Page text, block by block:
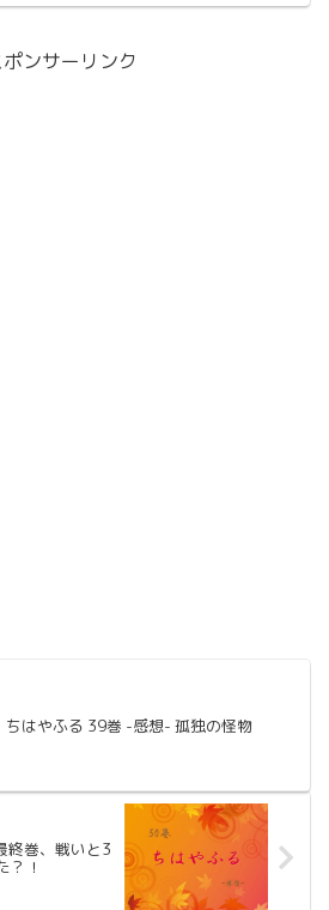
ポンサーリンク
ちはやふる 39巻 -感想- 孤独の怪物
終巻、戦いと3
？！